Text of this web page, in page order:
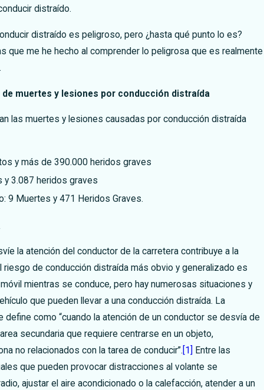
distraído.
distraído es peligroso, pero ¿hasta qué punto lo es?
que me he hecho al comprender lo peligrosa que es realmente
muertes y lesiones por conducción distraída
las muertes y lesiones causadas por conducción distraída
y más de 390.000 heridos graves
y 3.087 heridos graves
9 Muertes y 471 Heridos Graves.
la atención del conductor de la carretera contribuye a la
riesgo de conducción distraída más obvio y generalizado es
mientras se conduce, pero hay numerosas situaciones y
que pueden llevar a una conducción distraída. La
define como “cuando la atención de un conductor se desvía de
secundaria que requiere centrarse en un objeto,
no relacionados con la tarea de conducir”. [1]
Entre las
que pueden provocar distracciones al volante se
ajustar el aire acondicionado o la calefacción, atender a un